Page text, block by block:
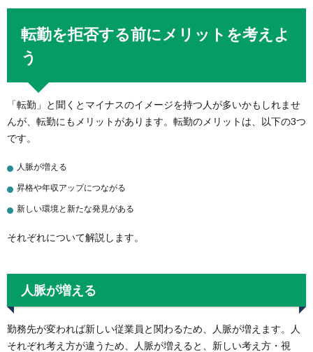
転勤を拒否する前にメリットを考えよ
う
「転勤」と聞くとマイナスのイメージを持つ人が多いかもしれませ
んが、転勤にもメリットがあります。転勤のメリットは、以下の3つ
です。
人脈が増える
昇格や年収アップにつながる
新しい環境と新たな発見がある
それぞれについて解説します。
人脈が増える
勤務先が変われば新しい従業員と関わるため、人脈が増えます。人
それぞれ考え方が違うため、人脈が増えると、新しい考え方・視